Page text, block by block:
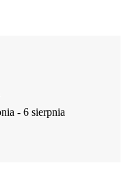
- 6 sierpnia